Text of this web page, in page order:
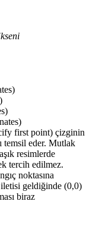
first point) çizginin
temsil eder. Mutlak
resimlerde
tercih edilmez.
noktasına
geldiğinde (0,0)
biraz